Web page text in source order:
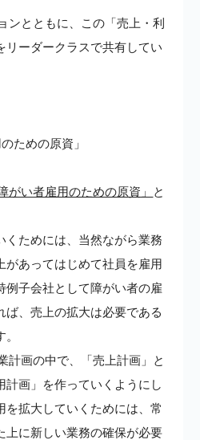
とともに、この「売上・利
リーダークラスで共有してい
ための原資」
障がい者雇用のための原資」 と
ためには、当然ながら業務
があってはじめて社員を雇用
例子会社として障がい者の雇
ば、売上の拡大は必要である
画の中で、「売上計画」と
計画」を作っていくようにし
を拡大していくためには、常
上に新しい業務の確保が必要